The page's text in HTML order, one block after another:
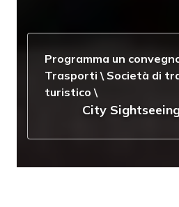
Programma un
Trasporti \ Società di
turistico \
City